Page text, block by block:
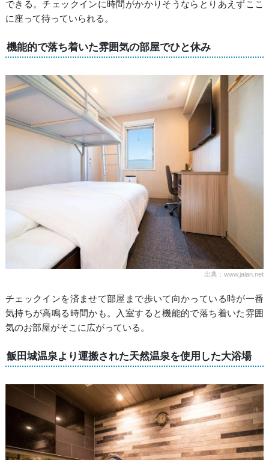
できる。チェックインに時間がかかりそうならとりあえずここ
に座って待っていられる。
機能的で落ち着いた雰囲気の部屋でひと休み
出典：www.jalan.net
チェックインを済ませて部屋まで歩いて向かっている時が一番
気持ちが高鳴る時間かも。入室すると機能的で落ち着いた雰囲
気のお部屋がそこに広がっている。
飯田城温泉より運搬された天然温泉を使用した大浴場